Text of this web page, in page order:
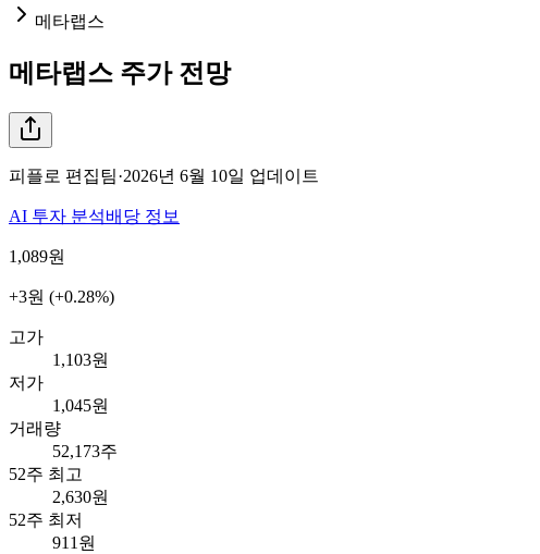
메타랩스
메타랩스 주가 전망
피플로 편집팀·2026년 6월 10일 업데이트
AI 투자 분석배당 정보
1,089원
+3원 (+0.28%)
고가
1,103원
저가
1,045원
거래량
52,173주
52주 최고
2,630원
52주 최저
911원